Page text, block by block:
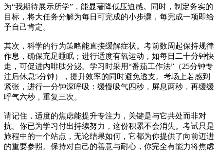
为“我期待展示所学”，能显著降低压迫感。同时，制定务实的
目标，将大任务分解为每日可完成的小步骤，每完成一项即给
予自己肯定。
其次，科学的行为策略能直接缓解症状。考前数周起保持规律
作息，确保充足睡眠；进行适度有氧运动，如每日二十分钟快
走，可促进内啡肽分泌。学习时采用“番茄工作法”（25分钟专
注后休息5分钟），提升效率的同时避免透支。考场上若感到
紧张，进行一分钟深呼吸：缓慢吸气四秒，屏息两秒，再缓缓
呼气六秒，重复三次。
请记住，适度的焦虑能提升专注力，关键是与它共处而非对
抗。你已为学习付出持续努力，这份积累不会消失。考试只是
旅程中的一个站点，无论结果如何，它都为你提供了向前迈进
的重要参照。保持对自己的善意与耐心，你完全有能力将焦虑